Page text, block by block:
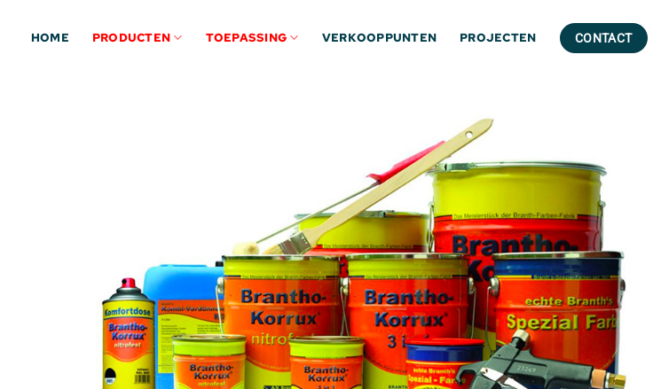
HOME PRODUCTEN TOEPASSING VERKOOPPUNTEN PROJECTEN CONTACT